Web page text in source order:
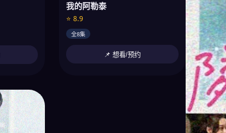
我的阿勒泰
⭐ 8.9
全8集
📌 想看/预约